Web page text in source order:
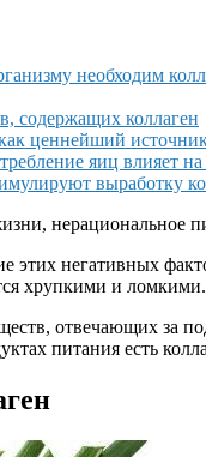
необходим
содержащих коллаген
ценнейший источник
яиц влияет на
выработку
нерациональное
этих негативных
хрупкими и ломкими.
отвечающих за
питания есть